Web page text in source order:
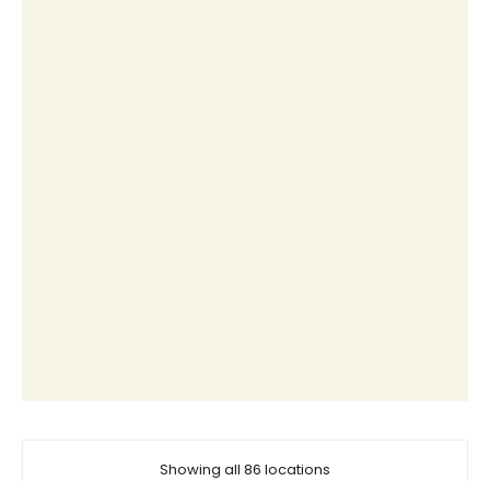
Showing all 86 locations